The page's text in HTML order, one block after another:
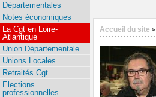
Accueil du site >
Départementales
Notes économiques
La Cgt en Loire-
Atlantique
Union Départementale
Unions Locales
Retraités Cgt
Elections
professionnelles